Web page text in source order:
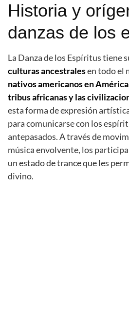
Historia y
danzas de los
La Danza de los Espíritus tiene
culturas ancestralesen todo el
nativos americanos en
tribus africanas y las
esta forma de expresión
para comunicarse con los
antepasados. A través de
música envolvente, los
un estado de trance que les
divino.